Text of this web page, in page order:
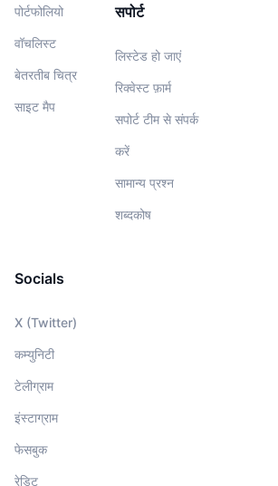
पोर्टफोलियो
वॉचलिस्‍ट
बेतरतीब चित्र
साइट मैप
सपोर्ट
लिस्टेड हो जाएं
रिक्वेस्ट फ़ार्म
सपोर्ट टीम से संपर्क
करें
सामान्य प्रश्न
शब्दकोष
Socials
X (Twitter)
कम्युनिटी
टेलीग्राम
इंस्टाग्राम
फेसबुक
रेडिट